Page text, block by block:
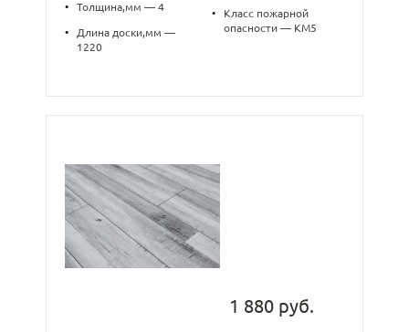
• Толщина,мм — 4
•
Длина доски,мм —
1220
•
Класс пожарной
опасности — КМ5
1 880 руб.